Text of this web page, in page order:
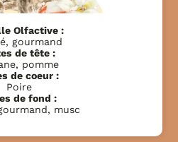
Olfactive :
gourmand
de tête :
pomme
de coeur :
Poire
de fond :
musc